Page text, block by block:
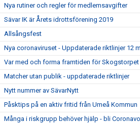
Nya rutiner och regler för medlemsavgifter
Sävar IK är Årets idrottsförening 2019
Allsångsfest
Nya coronaviruset - Uppdaterade riktlinjer 12
Var med och forma framtiden för
Matcher utan publik - uppdaterade riktlinjer
Nytt nummer av SävarNytt
Påsktips på en aktiv fritid från Umeå Kommun
Många i riskgrupp behöver hjälp - bli